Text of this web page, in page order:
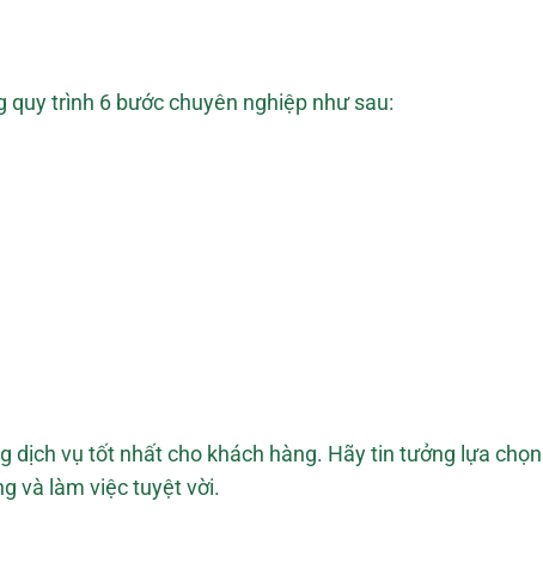
quy trình 6 bước chuyên nghiệp như sau:
vụ tốt nhất cho khách hàng. Hãy tin tưởng lựa
và làm việc tuyệt vời.